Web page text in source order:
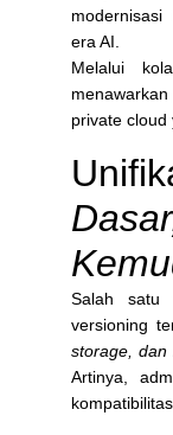
era AI.
Melalui
private
Salah satu
versioning
storage, dan
Artinya,